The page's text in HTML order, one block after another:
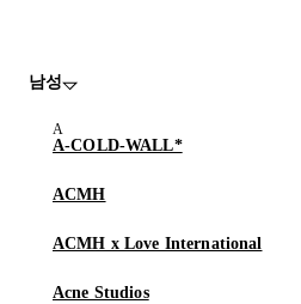
남성
A-COLD-WALL*
ACMH
ACMH x Love International
Acne Studios